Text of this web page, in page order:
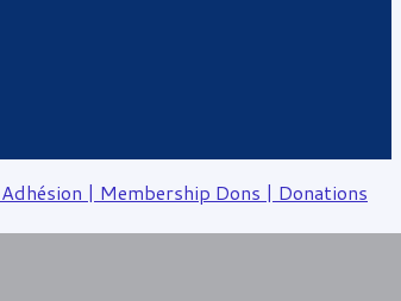
Adhésion | Membership Dons | Donations